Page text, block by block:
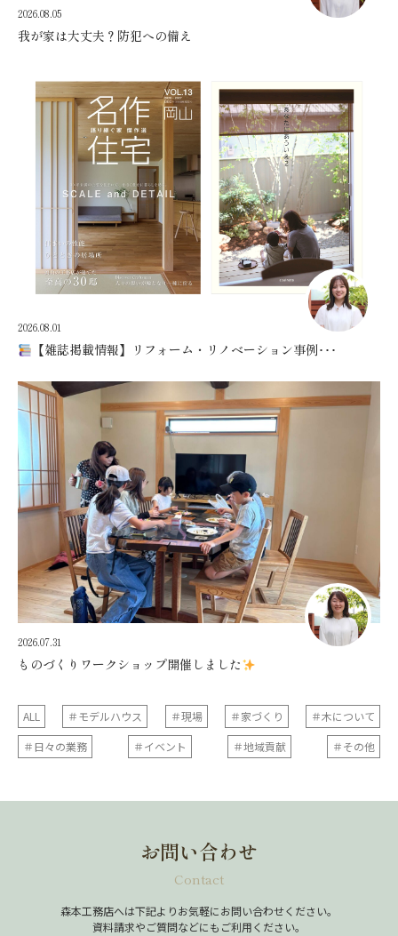
2026.08.05
我が家は大丈夫？防犯への備え
2026.08.01
【雑誌掲載情報】リフォーム・リノベーション事例･･･
2026.07.31
ものづくりワークショップ開催しました
ALL ＃モデルハウス ＃現場 ＃家づくり
＃木について
＃日々の業務
＃イベント ＃地域貢献 ＃その他
お問い合わせ
Contact
森本工務店へは下記よりお気軽にお問い合わせください。
資料請求やご質問などにもご利用ください。